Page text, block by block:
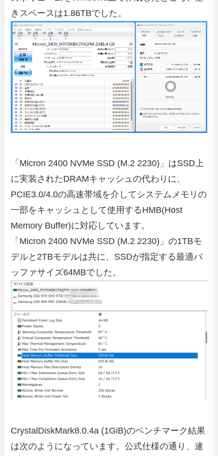
きスペースは1.86TBでした。
「Micron 2400 NVMe SSD (M.2 2230)」はSSD上
に実装されたDRAMキャッシュの代わりに、
PCIE3.0/4.0の高速帯域を介してシステムメモリの
一部をキャッシュとして使用するHMB(Host
Memory Buffer)に対応しています。
「Micron 2400 NVMe SSD (M.2 2230)」の1TBモ
デルと2TBモデルは共に、SSDが指定する最適バ
ッファサイズ64MBでした。
CrystalDiskMark8.0.4a (1GiB)のベンチマーク結果
は次のようになっています。公式仕様の通り、連